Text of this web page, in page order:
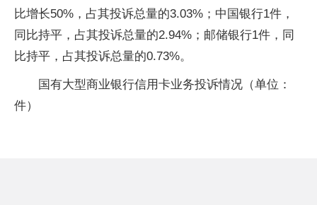
比增长50%，占其投诉总量的3.03%；中国银行1件，
同比持平，占其投诉总量的2.94%；邮储银行1件，同
比持平，占其投诉总量的0.73%。
国有大型商业银行信用卡业务投诉情况（单位：
件）